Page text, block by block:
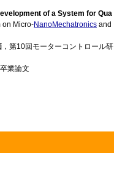
of a System for Qua
on Micro-NanoMechatronics and
，第10回モーターコントロール研
業論文